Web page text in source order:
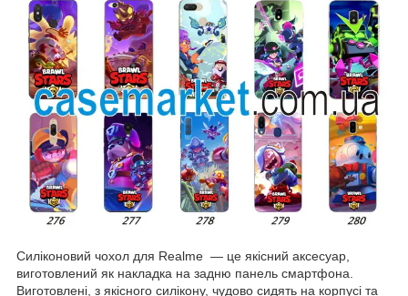
Силіконовий чохол для Realme — це якісний аксесуар,
виготовлений як накладка на задню панель смартфона.
Виготовлені, з якісного силікону, чудово сидять на корпусі та